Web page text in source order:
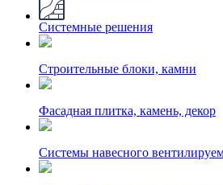
Системные решения
Строительные блоки, камни
Фасадная плитка, камень, декор
Системы навесного